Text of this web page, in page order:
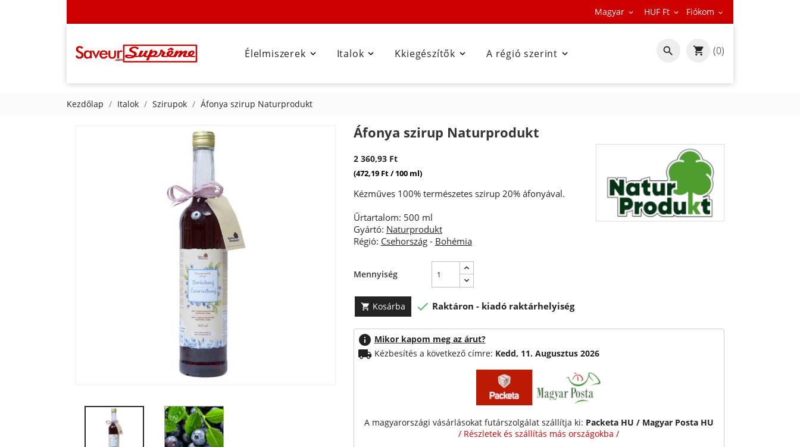
Magyar  HUF Ft  Fiókom 

Élelmiszerek 
Italok 
Kkiegészítők 
A régió szerint  (0)
Kezdőlap Italok Szirupok Áfonya szirup Naturprodukt
Áfonya szirup Naturprodukt
2 360,93 Ft
(472,19 Ft / 100 ml)
Kézműves 100% természetes szirup 20% áfonyával.
Űrtartalom: 500 ml
Gyártó: Naturprodukt
Régió: Csehország- Bohémia
Mennyiség
 Kosárba  Raktáron - kiadó raktárhelyiség
info Mikor kapom meg az árut?
local_shipping Kézbesítés a következő címre: Kedd, 11. Augusztus 2026
A magyarországi vásárlásokat futárszolgálat szállítja ki: Packeta HU / Magyar Posta HU
/ Részletek és szállítás más országokba /